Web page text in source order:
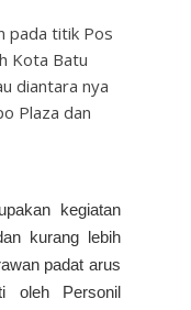
pada titik Pos
Kota Batu
diantara nya
Plaza dan
kegiatan
kurang lebih
padat arus
oleh Personil